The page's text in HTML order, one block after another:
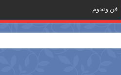
فن ونجوم